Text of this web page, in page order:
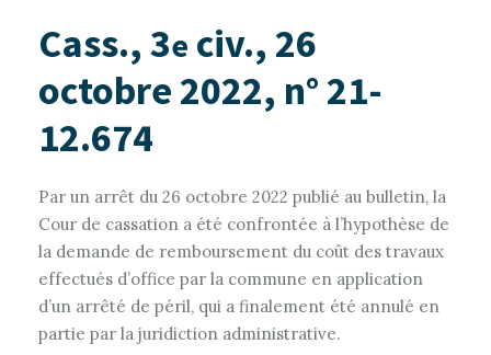
Cass., 3e civ., 26
octobre 2022, n° 21-
12.674
Par un arrêt du 26 octobre 2022 publié au bulletin, la
Cour de cassation a été confrontée à l’hypothèse de
la demande de remboursement du coût des travaux
effectués d’office par la commune en application
d’un arrêté de péril, qui a finalement été annulé en
partie par la juridiction administrative.